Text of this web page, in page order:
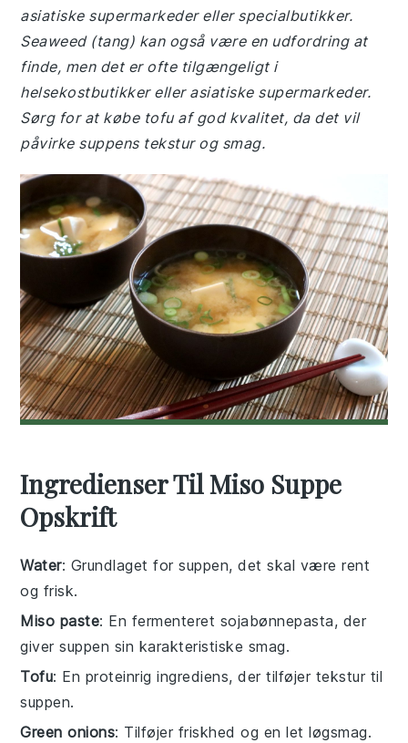
asiatiske supermarkeder eller specialbutikker.
Seaweed (tang) kan også være en udfordring at
finde, men det er ofte tilgængeligt i
helsekostbutikker eller asiatiske supermarkeder.
Sørg for at købe tofu af god kvalitet, da det vil
påvirke suppens tekstur og smag.
Ingredienser Til Miso Suppe
Opskrift
Water: Grundlaget for suppen, det skal være rent
og frisk.
Miso paste: En fermenteret sojabønnepasta, der
giver suppen sin karakteristiske smag.
Tofu: En proteinrig ingrediens, der tilføjer tekstur til
suppen.
Green onions: Tilføjer friskhed og en let løgsmag.